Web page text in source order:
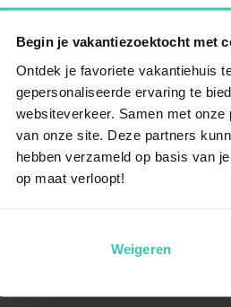
Begin je vakantiezoektocht met
Ontdek je favoriete vakantiehuis
gepersonaliseerde ervaring te
websiteverkeer. Samen met
van onze site. Deze partners
hebben verzameld op basis van
op maat verloopt!
Weigeren